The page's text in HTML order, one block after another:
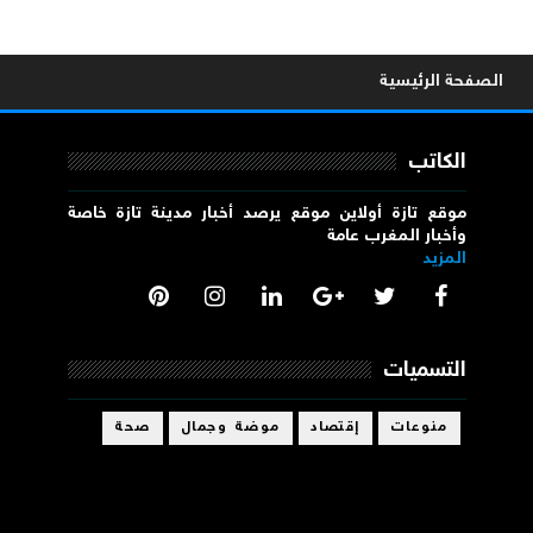
الصفحة الرئيسية
الكاتب
موقع تازة أولاين موقع يرصد أخبار مدينة تازة خاصة
وأخبار المغرب عامة
المزيد
التسميات
منوعات إقتصاد موضة وجمال صحة